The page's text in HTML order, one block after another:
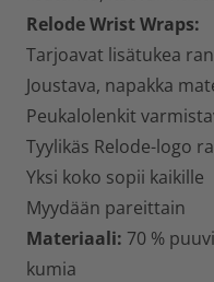
Relode Wrist Wraps:
Tarjoavat lisätukea
Joustava, napakka
Peukalolenkit
Tyylikäs Relode-logo
Yksi koko sopii kaikille
Myydään pareittain
Materiaali: 70 %
kumia